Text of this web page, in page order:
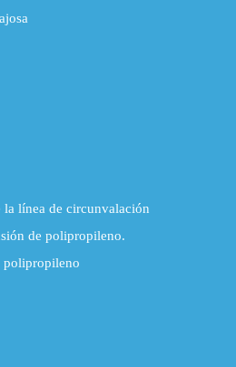
línea de circunvalación
de polipropileno.
polipropileno